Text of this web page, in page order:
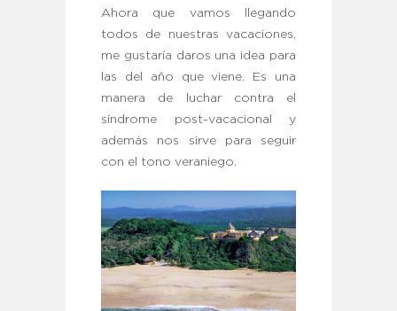
Ahora que vamos llegando
todos de nuestras vacaciones,
me gustaría daros una idea para
las del año que viene. Es una
manera de luchar contra el
síndrome post-vacacional y
además nos sirve para seguir
con el tono veraniego.